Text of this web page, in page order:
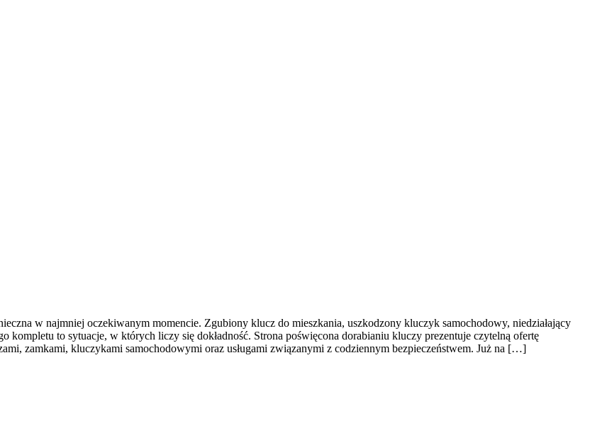
w najmniej oczekiwanym momencie. Zgubiony klucz do mieszkania, uszkodzony kluczyk samochodowy, niedziałający
to sytuacje, w których liczy się dokładność. Strona poświęcona dorabianiu kluczy prezentuje czytelną ofertę
zamkami, kluczykami samochodowymi oraz usługami związanymi z codziennym bezpieczeństwem. Już na […]